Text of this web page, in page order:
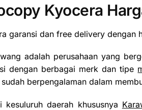
Kyocera
garansi dan free delivery
adalah perusahaan yang
dengan berbagai merk dan tipe
berpengalaman dalam
daerah khususnya